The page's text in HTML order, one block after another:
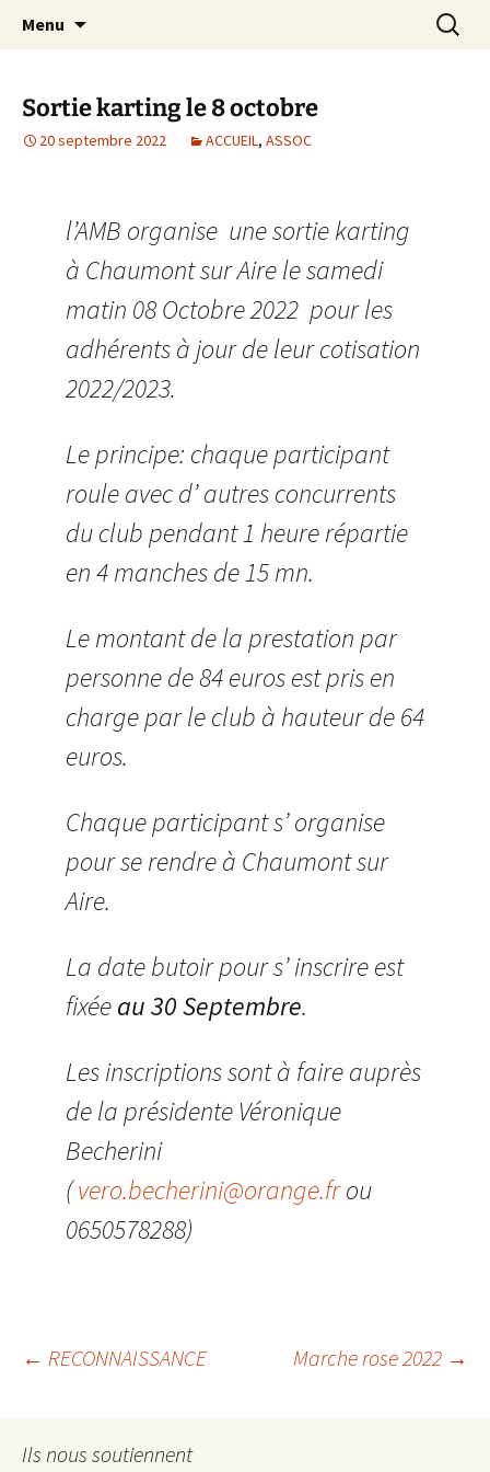
AMB55
Le site web de l'Association Multisports
Barisienne : Badminton, course à pied,
Menu
Sortie karting le 8 octobre
20 septembre 2022 ACCUEIL, ASSOC
l’AMB organise une sortie karting
à Chaumont sur Aire le samedi
matin 08 Octobre 2022 pour les
adhérents à jour de leur cotisation
2022/2023.
Le principe: chaque participant
roule avec d’ autres concurrents
du club pendant 1 heure répartie
en 4 manches de 15 mn.
Le montant de la prestation par
personne de 84 euros est pris en
charge par le club à hauteur de 64
euros.
Chaque participant s’ organise
pour se rendre à Chaumont sur
Aire.
La date butoir pour s’ inscrire est
fixéeau 30 Septembre.
Les inscriptions sont à faire auprès
de la présidente Véronique
Becherini
(vero.becherini@orange.frou
0650578288)
Navigation
des
← RECONNAISSANCE Marche rose 2022 →
Ils nous soutiennent